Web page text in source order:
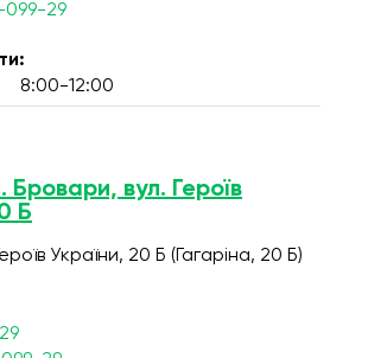
099-29
8:00-12:00
Бровари, вул. Героїв
Б
України, 20 Б (Гагаріна, 20 Б)